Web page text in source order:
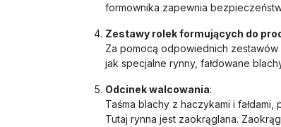
formownika zapewnia
Zestawy rolek formujących do
Za pomocą odpowiednich
jak specjalne rynny, fałdowane
Odcinek walcowania:
Taśma blachy z haczykami i
Tutaj rynna jest zaokrąglana.